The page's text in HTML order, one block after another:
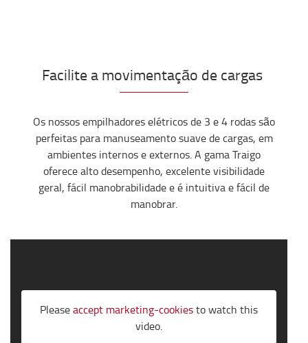
Facilite a movimentação de cargas
Os nossos empilhadores elétricos de 3 e 4 rodas são
perfeitas para manuseamento suave de cargas, em
ambientes internos e externos. A gama Traigo
oferece alto desempenho, excelente visibilidade
geral, fácil manobrabilidade e é intuitiva e fácil de
manobrar.
Pleaseaccept marketing-cookiesto watch this
video.